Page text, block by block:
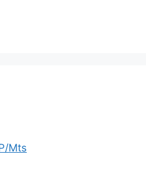
Mts